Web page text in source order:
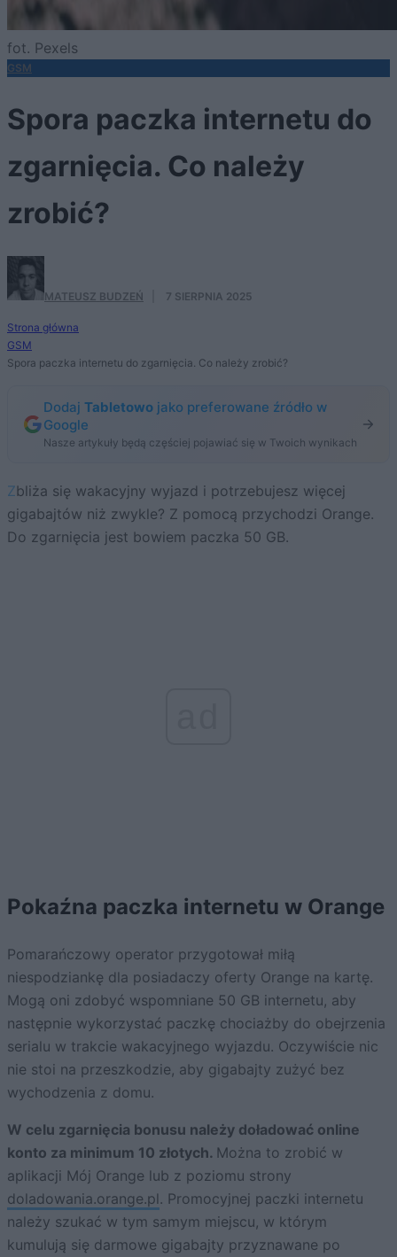
fot. Pexels
GSM
Spora paczka internetu do
zgarnięcia. Co należy
zrobić?
MATEUSZ BUDZEŃ 7 SIERPNIA 2025
Strona główna
GSM
Spora paczka internetu do zgarnięcia. Co należy zrobić?
Dodaj Tabletowo jako preferowane źródło w
Google
Nasze artykuły będą częściej pojawiać się w Twoich wynikach
Zbliża się wakacyjny wyjazd i potrzebujesz więcej
gigabajtów niż zwykle? Z pomocą przychodzi Orange.
Do zgarnięcia jest bowiem paczka 50 GB.
Pokaźna paczka internetu w Orange
Pomarańczowy operator przygotował miłą
niespodziankę dla posiadaczy oferty Orange na kartę.
Mogą oni zdobyć wspomniane 50 GB internetu, aby
następnie wykorzystać paczkę chociażby do obejrzenia
serialu w trakcie wakacyjnego wyjazdu. Oczywiście nic
nie stoi na przeszkodzie, aby gigabajty zużyć bez
wychodzenia z domu.
W celu zgarnięcia bonusu należy doładować online
konto za minimum 10 złotych. Można to zrobić w
aplikacji Mój Orange lub z poziomu strony
doladowania.orange.pl. Promocyjnej paczki internetu
należy szukać w tym samym miejscu, w którym
kumulują się darmowe gigabajty przyznawane po